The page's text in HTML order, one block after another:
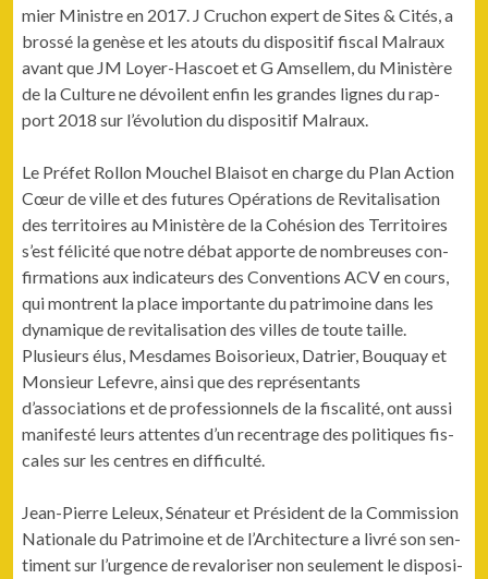
mier Min­istre en 2017. J Cru­chon expert de Sites & Cités, a
brossé la genèse et les atouts du dis­posi­tif fis­cal Mal­raux
avant que JM Loy­er-Has­coet et G Amsellem, du Min­istère
de la Cul­ture ne dévoilent enfin les grandes lignes du rap­
port 2018 sur l’évolution du dis­posi­tif Malraux.
Le Préfet Rol­lon Mouchel Blaisot en charge du Plan Action
Cœur de ville et des futures Opéra­tions de Revi­tal­i­sa­tion
des ter­ri­toires au Min­istère de la Cohé­sion des Ter­ri­toires
s’est félic­ité que notre débat apporte de nom­breuses con­
fir­ma­tions aux indi­ca­teurs des Con­ven­tions ACV en cours,
qui mon­trent la place impor­tante du pat­ri­moine dans les
dynamique de revi­tal­i­sa­tion des villes de toute taille.
Plusieurs élus, Mes­dames Boisorieux, Datri­er, Bouquay et
Mon­sieur Lefevre, ain­si que des représen­tants
d’associations et de pro­fes­sion­nels de la fis­cal­ité, ont aus­si
man­i­festé leurs attentes d’un recen­trage des poli­tiques fis­
cales sur les cen­tres en difficulté.
Jean-Pierre Leleux, Séna­teur et Prési­dent de la Com­mis­sion
Nationale du Pat­ri­moine et de l’Architecture a livré son sen­
ti­ment sur l’urgence de reval­oris­er non seule­ment le dis­posi­